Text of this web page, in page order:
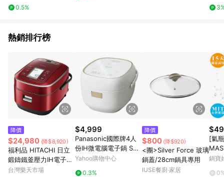
摔高級耐用磨軍事風m
0.5%
熱銷排行榜
降價
$24,980 (降$8,920)
福利品 HITACHI 日立
鍛鑄鐵釜壓力IH電子鍋
RZ-YW3000TR RZYW
台灣樂天市場
$4,999
Panasonic國際牌4人
份IH微電腦電子鍋 SR-
KT069
Yahoo購物中心
0.3%
降價
$800 (降$920)
<團>Silver Force 玻璃
鍋蓋/28cm鍋具專用
IUSE餐廚‧家居
[氣
換氣
鍋寶